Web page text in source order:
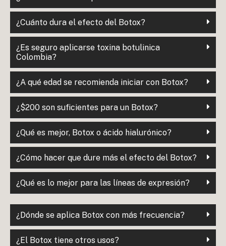
¿Cuánto dura el efecto del Botox?
¿Es seguro aplicarse toxina botulinica
Colombia?
¿A qué edad se recomienda iniciar con Botox?
¿$200 son suficientes para un Botox?
¿Qué es mejor, Botox o ácido hialurónico?
¿Cómo hacer que dure más el efecto del Botox?
¿Qué es lo mejor para las líneas de expresión?
¿Dónde se aplica Botox con más frecuencia?
¿El Botox tiene otros usos?